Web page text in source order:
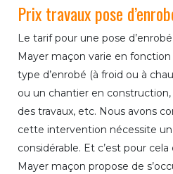
Prix travaux pose
Le tarif pour une pose
Mayer maçon varie en
type d’enrobé (à froid ou à
ou un chantier en
des travaux, etc. Nous avons
cette intervention nécessite
considérable. Et c’est pour
Mayer maçon propose de